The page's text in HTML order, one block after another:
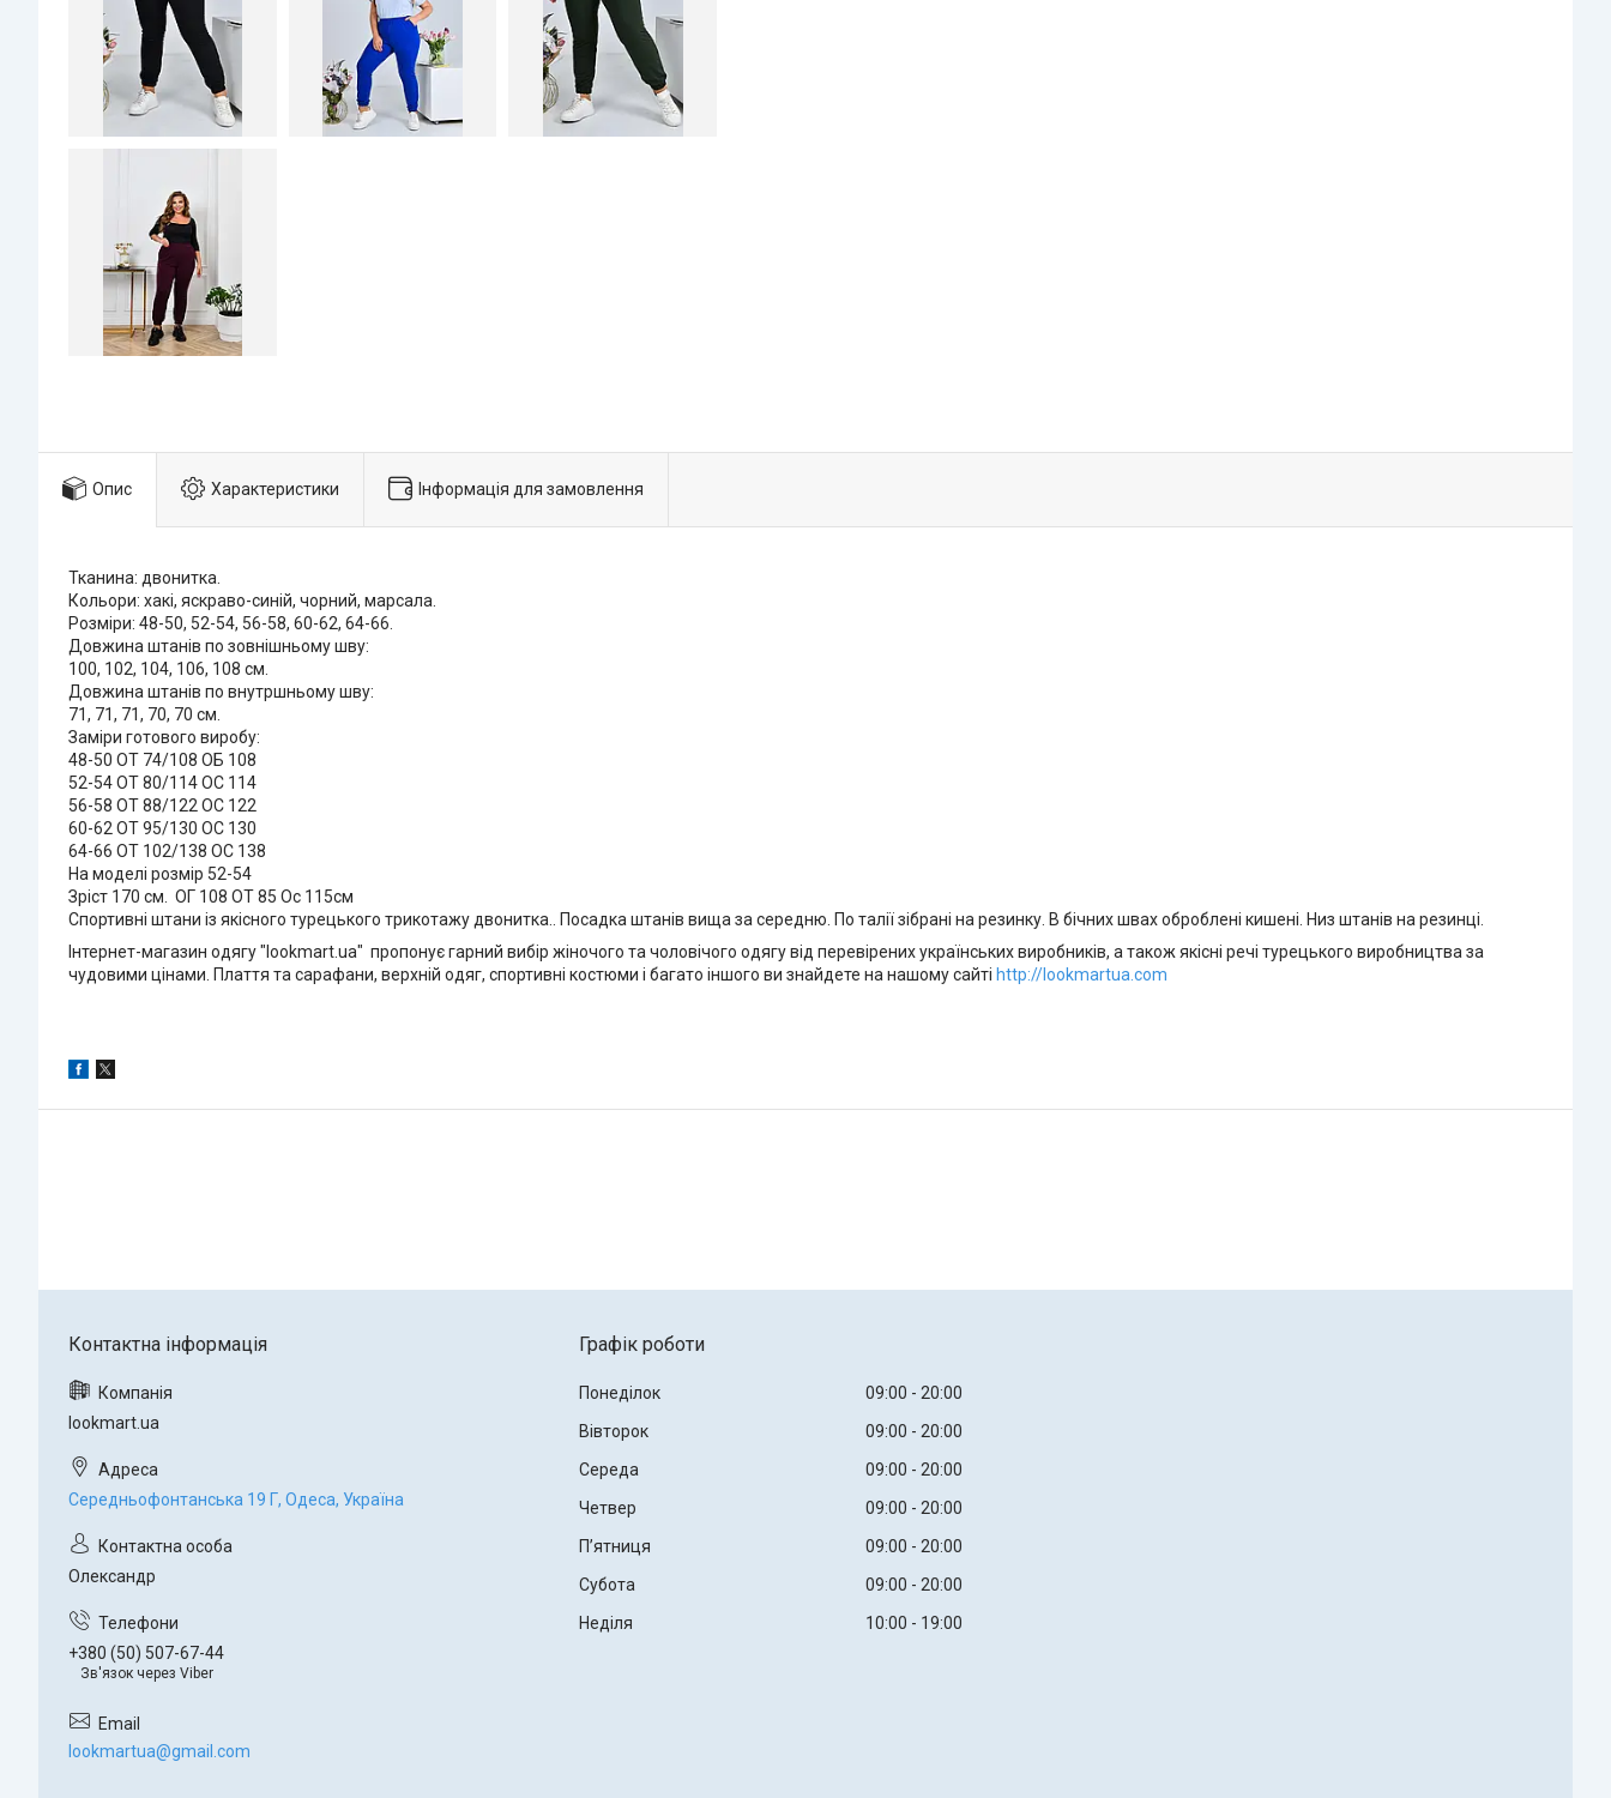
Опис Характеристики Інформація для замовлення
Тканина: двонитка.
Кольори: хакі, яскраво-синій, чорний, марсала.
Розміри: 48-50, 52-54, 56-58, 60-62, 64-66.
Довжина штанів по зовнішньому шву:
100, 102, 104, 106, 108 см.
Довжина штанів по внутршньому шву:
71, 71, 71, 70, 70 см.
Заміри готового виробу:
48-50 ОТ 74/108 ОБ 108
52-54 ОТ 80/114 ОС 114
56-58 ОТ 88/122 ОС 122
60-62 ОТ 95/130 ОС 130
64-66 ОТ 102/138 ОС 138
На моделі розмір 52-54
Зріст 170 см. ОГ 108 ОТ 85 Ос 115см
Спортивні штани із якісного турецького трикотажу двонитка.. Посадка штанів вища за середню. По талії зібрані на резинку. В бічних швах оброблені кишені. Низ штанів на резинці.
Інтернет-магазин одягу "lookmart.ua" пропонує гарний вибір жіночого та чоловічого одягу від перевірених українських виробників, а також якісні речі турецького виробництва за
чудовими цінами. Плаття та сарафани, верхній одяг, спортивні костюми і багато іншого ви знайдете на нашому сайті http://lookmartua.com
lookmart.ua
Середньофонтанська 19 Г, Одеса, Україна
Олександр
+380 (50) 507-67-44
Зв'язок через Viber
lookmartua@gmail.com
Графік роботи
Понеділок 09:00
20:00
Вівторок
09:00
20:00
Середа
09:00
20:00
Четвер
09:00
20:00
Пʼятниця
09:00
20:00
Субота
09:00
20:00
Неділя
10:00 19:00